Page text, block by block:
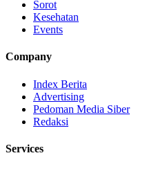
Sorot
Kesehatan
Events
Company
Index Berita
Advertising
Pedoman Media Siber
Redaksi
Services